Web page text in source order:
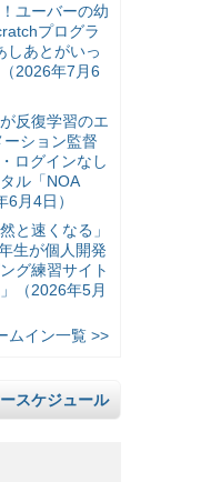
ユーバーの幼
プログラ
あとがいっ
2026年7月6
反復学習のエ
ション監督
ログインなし
ル「NOA
月4日）
と速くなる」
生が個人開発
グ練習サイト
（2026年5月
ムイン一覧 >>
スケジュール